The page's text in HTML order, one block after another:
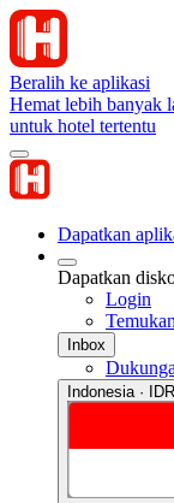
Beralih ke aplikasi
Hemat lebih banyak
untuk hotel tertentu
Dapatkan
Dapatkan
Login
Inbox
Indonesia ·